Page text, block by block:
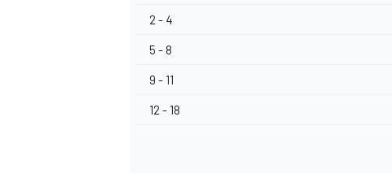
2 - 4
5 - 8
9 - 11
12 - 18